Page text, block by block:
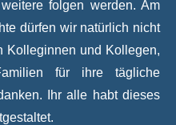
folgen werden. Am
dürfen wir natürlich nicht
Kolleginnen und Kollegen,
für ihre tägliche
Ihr alle habt dieses